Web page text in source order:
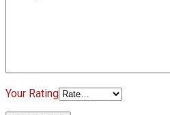
Your Rating